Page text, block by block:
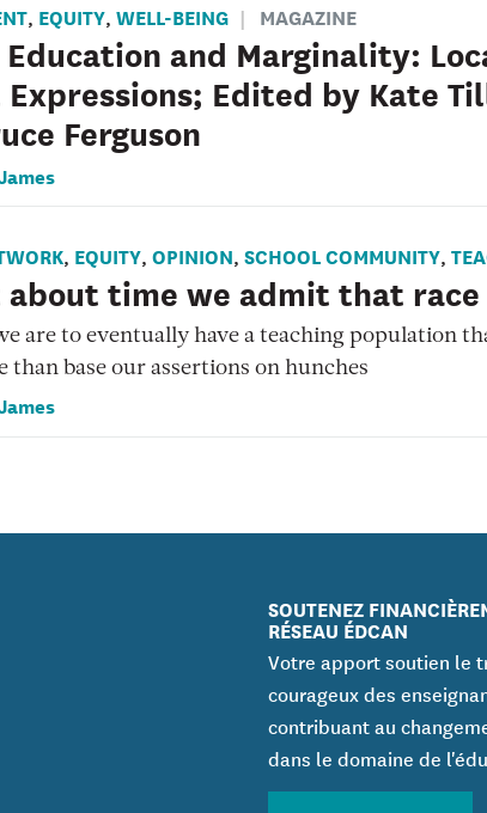
, EQUITY, WELL-BEING MAGAZINE
and Marginality:
Edited by Kate
Ferguson
, EQUITY, OPINION, SCHOOL COMMUNITY,
about time we admit that
are to eventually have a teaching population
than base our assertions on hunches
SOUTENEZ
RÉSEAU ÉDCAN
Votre apport soutien le
courageux des
contribuant au
dans le domaine de